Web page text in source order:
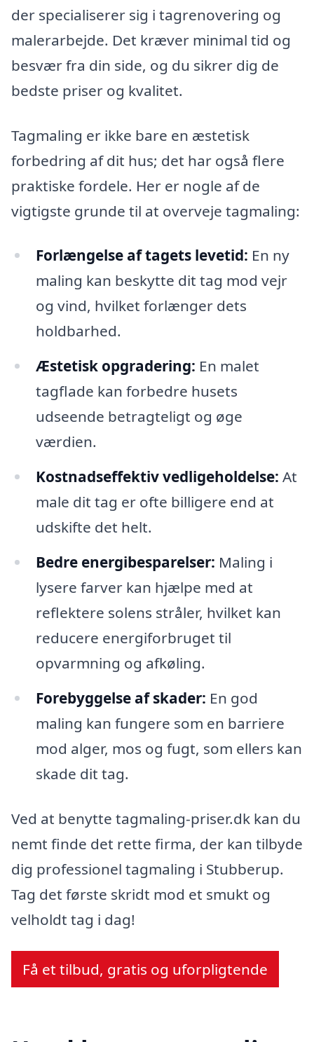
der specialiserer sig i tagrenovering og
malerarbejde. Det kræver minimal tid og
besvær fra din side, og du sikrer dig de
bedste priser og kvalitet.
Tagmaling er ikke bare en æstetisk
forbedring af dit hus; det har også flere
praktiske fordele. Her er nogle af de
vigtigste grunde til at overveje tagmaling:
Forlængelse af tagets levetid: En ny
maling kan beskytte dit tag mod vejr
og vind, hvilket forlænger dets
holdbarhed.
Æstetisk opgradering: En malet
tagflade kan forbedre husets
udseende betragteligt og øge
værdien.
Kostnadseffektiv vedligeholdelse: At
male dit tag er ofte billigere end at
udskifte det helt.
Bedre energibesparelser: Maling i
lysere farver kan hjælpe med at
reflektere solens stråler, hvilket kan
reducere energiforbruget til
opvarmning og afkøling.
Forebyggelse af skader: En god
maling kan fungere som en barriere
mod alger, mos og fugt, som ellers kan
skade dit tag.
Ved at benytte tagmaling-priser.dk kan du
nemt finde det rette firma, der kan tilbyde
dig professionel tagmaling i Stubberup.
Tag det første skridt mod et smukt og
velholdt tag i dag!
Få et tilbud, gratis og uforpligtende